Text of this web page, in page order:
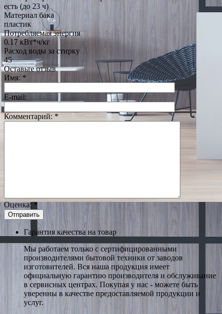
есть (до 23 ч)
Материал бака
пластик
Потребляемая энергия
0.17 кВт*ч/кг
Расход воды за стирку
45
Оставьте отзыв
Имя: *
E-mail:
Комментарий: *
Оценка:*
Гарантия качества на товар
Мы работаем только с сертифицированными
производителями бытовой техники от заводов
изготовителей. Вся наша продукция имеет
официальную гарантию производителя и обслуживание
в сервисных центрах. Покупая у нас - можете быть
уверенны в качестве предоставляемой продукции и
услуг.